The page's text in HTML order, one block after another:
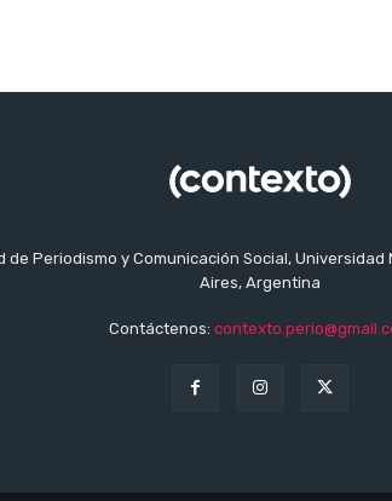
de Periodismo y Comunicación Social,
Aires, Argentina
Contáctenos: